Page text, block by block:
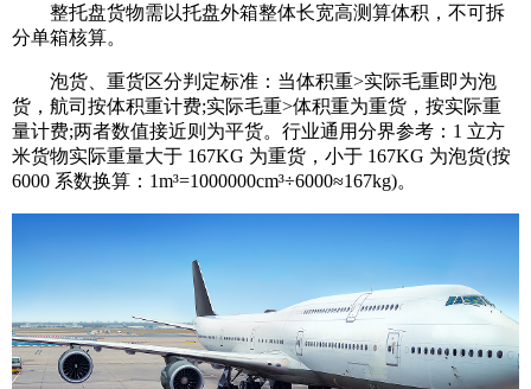
整托盘货物需以托盘外箱整体长宽高测算体积，不可拆
分单箱核算。
泡货、重货区分判定标准：当体积重>实际毛重即为泡
货，航司按体积重计费;实际毛重>体积重为重货，按实际重
量计费;两者数值接近则为平货。行业通用分界参考：1 立方
米货物实际重量大于 167KG 为重货，小于 167KG 为泡货(按
6000 系数换算：1m³=1000000cm³÷6000≈167kg)。